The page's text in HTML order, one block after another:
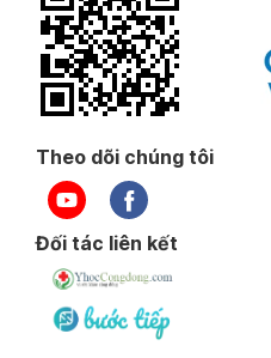
Theo dõi chúng tôi
Đối tác liên kết